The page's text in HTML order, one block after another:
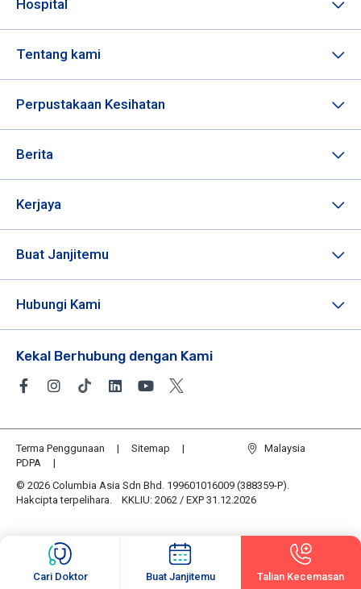
Hospital
Tentang kami
Perpustakaan Kesihatan
Berita
Kerjaya
Buat Janjitemu
Hubungi Kami
Kekal Berhubung dengan Kami
Terma Penggunaan
Sitemap
PDPA
Malaysia
© 2026 Columbia Asia Sdn Bhd. 199601016009 (388359-P).
Hakcipta terpelihara. KKLIU: 2062 / EXP 31.12.2026
Cari Doktor Buat Janjitemu Talian Kecemasan